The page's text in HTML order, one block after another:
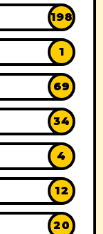
198
1
69
34
4
12
20